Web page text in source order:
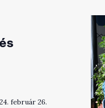
február 26.